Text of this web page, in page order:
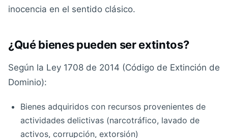
inocencia en el sentido clásico.
¿Qué bienes pueden ser extintos?
Según la Ley 1708 de 2014 (Código de Extinción de
Dominio):
Bienes adquiridos con recursos provenientes de
actividades delictivas (narcotráfico, lavado de
activos, corrupción, extorsión)